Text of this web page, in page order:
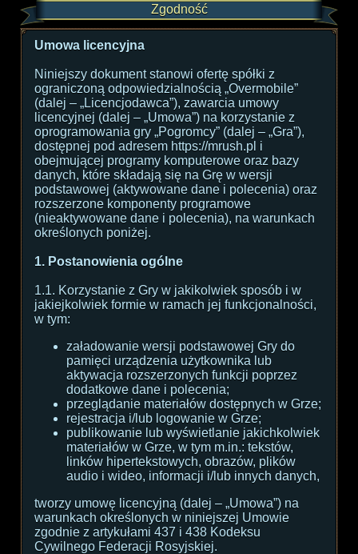
Zgodność
Umowa licencyjna
Niniejszy dokument stanowi ofertę spółki z
ograniczoną odpowiedzialnością „Overmobile”
(dalej – „Licencjodawca”), zawarcia umowy
licencyjnej (dalej – „Umowa”) na korzystanie z
oprogramowania gry „Pogromcy” (dalej – „Gra”),
dostępnej pod adresem https://mrush.pl i
obejmującej programy komputerowe oraz bazy
danych, które składają się na Grę w wersji
podstawowej (aktywowane dane i polecenia) oraz
rozszerzone komponenty programowe
(nieaktywowane dane i polecenia), na warunkach
określonych poniżej.
1. Postanowienia ogólne
1.1. Korzystanie z Gry w jakikolwiek sposób i w
jakiejkolwiek formie w ramach jej funkcjonalności,
w tym:
załadowanie wersji podstawowej Gry do
pamięci urządzenia użytkownika lub
aktywacja rozszerzonych funkcji poprzez
dodatkowe dane i polecenia;
przeglądanie materiałów dostępnych w Grze;
rejestracja i/lub logowanie w Grze;
publikowanie lub wyświetlanie jakichkolwiek
materiałów w Grze, w tym m.in.: tekstów,
linków hipertekstowych, obrazów, plików
audio i wideo, informacji i/lub innych danych,
tworzy umowę licencyjną (dalej – „Umowa”) na
warunkach określonych w niniejszej Umowie
zgodnie z artykułami 437 i 438 Kodeksu
Cywilnego Federacji Rosyjskiej.